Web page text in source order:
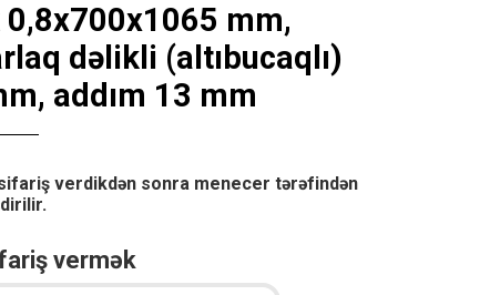
mm,
dəlikli (altıbucaqlı)
addım 13 mm
verdikdən sonra menecer tərəfindən
vermək